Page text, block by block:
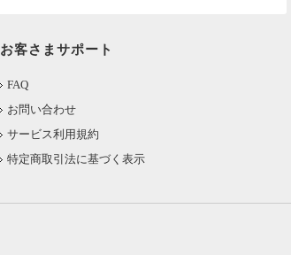
お客さまサポート
FAQ
お問い合わせ
サービス利用規約
特定商取引法に基づく表示